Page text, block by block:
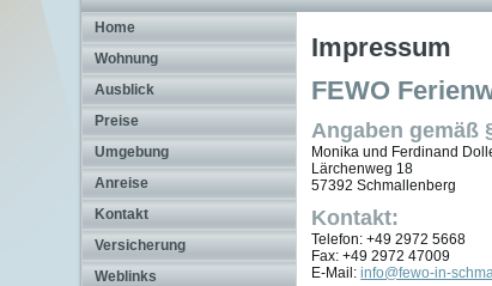
Home
Wohnung
Ausblick
Preise
Umgebung
Anreise
Kontakt
Versicherung
Weblinks
Impressum
FEWO
Angaben gemäß
Monika und Ferdinand
Lärchenweg 18
57392 Schmallenberg
Kontakt:
Telefon: +49 2972 5668
Fax: +49 2972 47009
E-Mail:info@fewo-in-